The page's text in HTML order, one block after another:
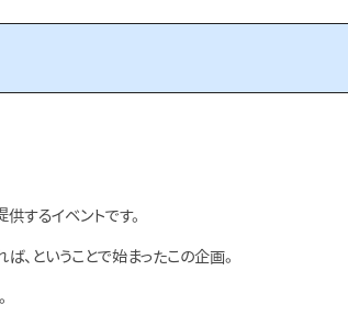
するイベントです。
ということで始まったこの企画。